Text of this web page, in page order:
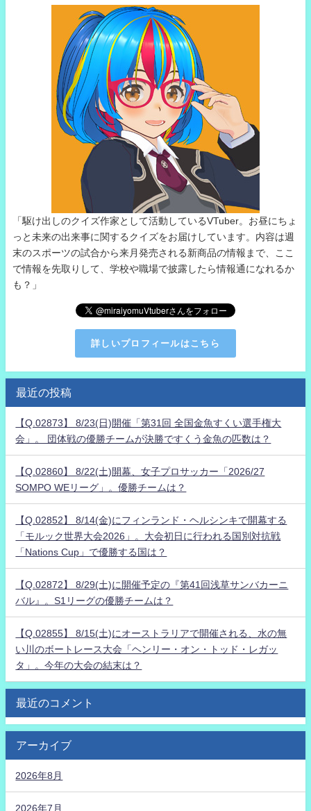
「駆け出しのクイズ作家として活動しているVTuber。お昼にちょ
っと未来の出来事に関するクイズをお届けしています。内容は週
末のスポーツの試合から来月発売される新商品の情報まで、ここ
で情報を先取りして、学校や職場で披露したら情報通になれるか
も？」
詳しいプロフィールはこちら
最近の投稿
【Q.02873】 8/23(日)開催「第31回 全国金魚すくい選手権大
会」。 団体戦の優勝チームが決勝ですくう金魚の匹数は？
【Q.02860】 8/22(土)開幕、女子プロサッカー「2026/27
SOMPO WEリーグ」。優勝チームは？
【Q.02852】 8/14(金)にフィンランド・ヘルシンキで開幕する
「モルック世界大会2026」。大会初日に行われる国別対抗戦
「Nations Cup」で優勝する国は？
【Q.02872】 8/29(土)に開催予定の『第41回浅草サンバカーニ
バル』。S1リーグの優勝チームは？
【Q.02855】 8/15(土)にオーストラリアで開催される、水の無
い川のボートレース大会「ヘンリー・オン・トッド・レガッ
タ」。今年の大会の結末は？
最近のコメント
アーカイブ
2026年8月
2026年7月